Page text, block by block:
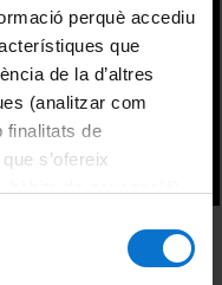
perquè accediu
que
de la d’altres
(analitzar com
finalitats de
s’ofereix
lloc web de la
Predoctorals